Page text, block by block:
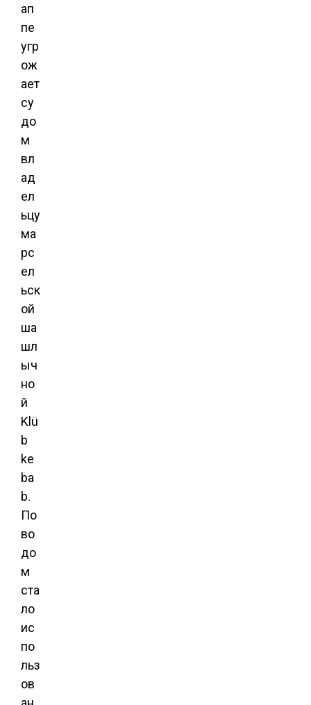
ап
пе
угр
ож
ает
су
до
м
вл
ад
ел
ьцу
ма
рс
ел
ьск
ой
ша
шл
ыч
но
й
Klü
b
ke
ba
b.
По
во
до
м
ста
ло
ис
по
льз
ов